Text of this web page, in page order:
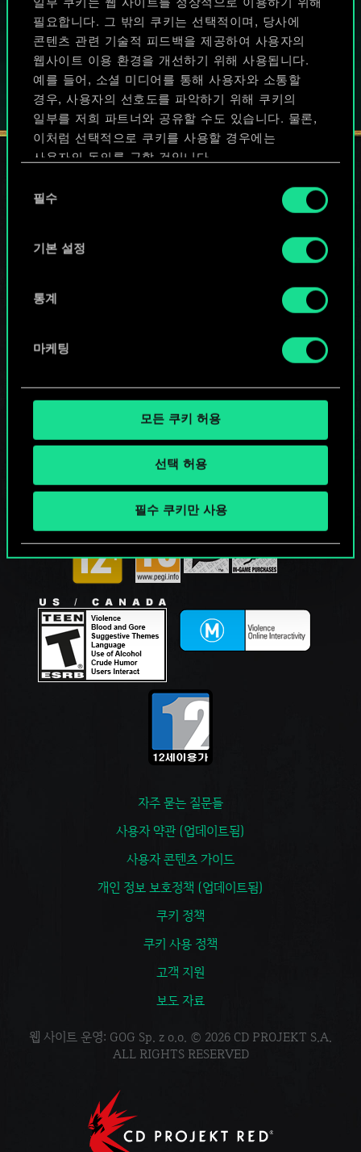
일부 쿠키는 웹 사이트를 정상적으로 이용하기 위해
필요합니다. 그 밖의 쿠키는 선택적이며, 당사에
콘텐츠 관련 기술적 피드백을 제공하여 사용자의
웹사이트 이용 환경을 개선하기 위해 사용됩니다.
예를 들어, 소셜 미디어를 통해 사용자와 소통할
경우, 사용자의 선호도를 파악하기 위해 쿠키의
일부를 저희 파트너와 공유할 수도 있습니다. 물론,
이처럼 선택적으로 쿠키를 사용할 경우에는
사용자의 동의를 구할 것입니다.
쿠키 사용에 관한 세부 사항이나 관련 설정은 아래의
필수
기본 설정
통계
마케팅
모든 쿠키 허용
선택 허용
필수 쿠키만 사용
지원하는 플랫폼:
자주 묻는 질문들
사용자 약관 (업데이트됨)
사용자 콘텐츠 가이드
개인 정보 보호정책 (업데이트됨)
쿠키 정책
쿠키 사용 정책
고객 지원
보도 자료
웹 사이트 운영: GOG Sp. z o.o. © 2026 CD PROJEKT S.A.
ALL RIGHTS RESERVED